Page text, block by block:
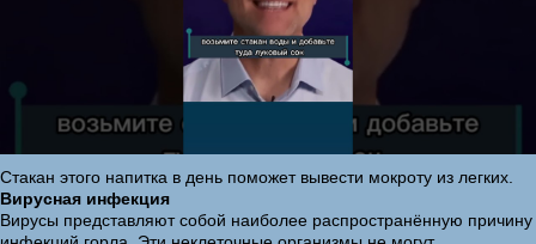
Стакан этого напитка в день поможет вывести мокроту из легких.
Вирусная инфекция
Вирусы представляют собой наиболее распространённую причину